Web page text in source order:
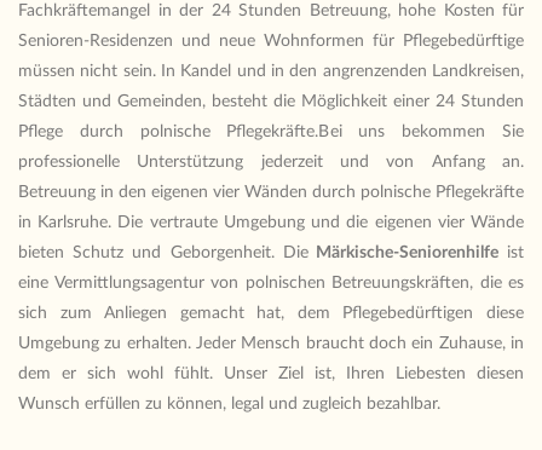
Fachkräftemangel in der 24 Stunden Betreuung, hohe Kosten für
Senioren-Residenzen und neue Wohnformen für Pflegebedürftige
müssen nicht sein. In Kandel und in den angrenzenden Landkreisen,
Städten und Gemeinden, besteht die Möglichkeit einer 24 Stunden
Pflege durch polnische Pflegekräfte.Bei uns bekommen Sie
professionelle Unterstützung jederzeit und von Anfang an.
Betreuung in den eigenen vier Wänden durch polnische Pflegekräfte
in Karlsruhe. Die vertraute Umgebung und die eigenen vier Wände
bieten Schutz und Geborgenheit. DieMärkische-Seniorenhilfeist
eine Vermittlungsagentur von polnischen Betreuungskräften, die es
sich zum Anliegen gemacht hat, dem Pflegebedürftigen diese
Umgebung zu erhalten. Jeder Mensch braucht doch ein Zuhause, in
dem er sich wohl fühlt. Unser Ziel ist, Ihren Liebesten diesen
Wunsch erfüllen zu können, legal und zugleich bezahlbar.